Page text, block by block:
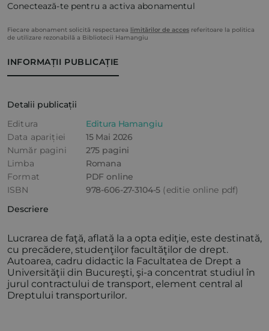
INFORMAȚII PUBLICAȚIE
Detalii publicații
Editura
Editura Hamangiu
Data apariției
15 Mai 2026
Număr pagini
275 pagini
Limba
Romana
Format
PDF online
ISBN
978-606-27-3104-5 (editie online pdf)
Descriere
Lucrarea de faţă, aflată la a opta ediţie, este destinată,
cu precădere, studenţilor facultăţilor de drept.
Autoarea, cadru didactic la Facultatea de Drept a
Universităţii din Bucureşti, şi-a concentrat studiul în
jurul contractului de transport, element central al
Dreptului transporturilor.
Conectează-te pentru a activa abonamentul
Fiecare abonament solicită respectarea limitărilor de acces referitoare la politica
de utilizare rezonabilă a Bibliotecii Hamangiu